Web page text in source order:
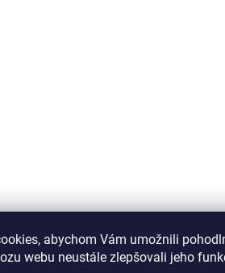
abychom Vám umožnili
webu neustále zlepšovali jeho